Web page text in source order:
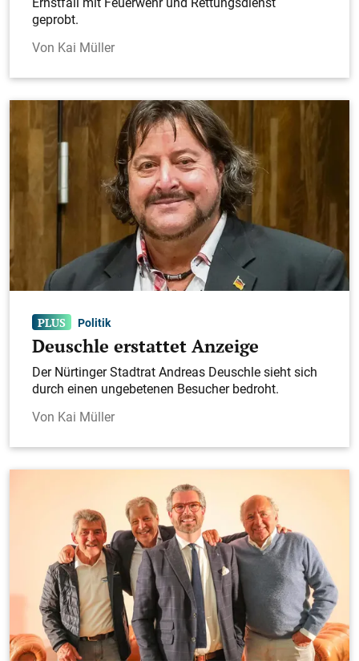
geprobt.
Kai Müller
Politik
Deuschle erstattet Anzeige
Der Nürtinger Stadtrat Andreas Deuschle sieht sich
durch einen ungebetenen Besucher bedroht.
Kai Müller